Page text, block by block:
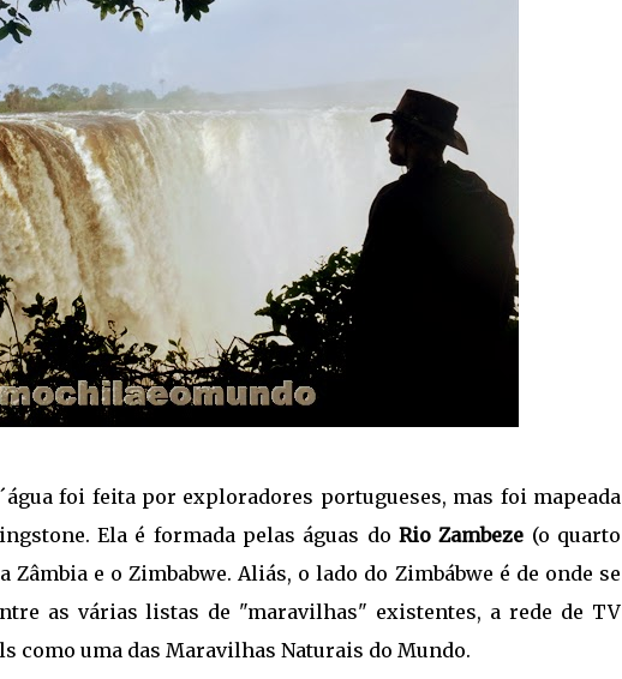
foi feita por exploradores portugueses, mas foi mapeada
Ela é formada pelas águas do Rio Zambeze (o quarto
e o Zimbabwe. Aliás, o lado do Zimbábwe é de onde se
as várias listas de "maravilhas" existentes, a rede de TV
como uma das Maravilhas Naturais do Mundo.